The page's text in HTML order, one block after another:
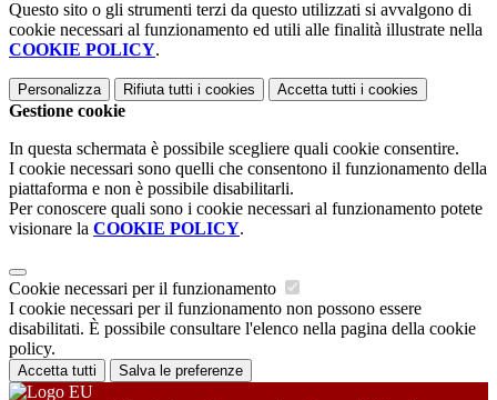
Questo sito o gli strumenti terzi da questo utilizzati si avvalgono di
cookie necessari al funzionamento ed utili alle finalità illustrate nella
COOKIE POLICY.
Personalizza Rifiuta tutti i cookies Accetta tutti i cookies
Gestione cookie
In questa schermata è possibile scegliere quali cookie consentire.
I cookie necessari sono quelli che consentono il funzionamento della
piattaforma e non è possibile disabilitarli.
Per conoscere quali sono i cookie necessari al funzionamento potete
visionare la COOKIE POLICY.
Cookie necessari per il funzionamento
I cookie necessari per il funzionamento non possono essere
disabilitati. È possibile consultare l'elenco nella pagina della cookie
policy.
Accetta tutti Salva le preferenze